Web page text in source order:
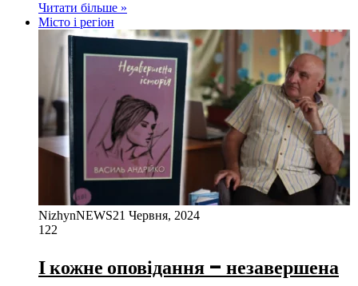
Читати більше »
Місто і регіон
NizhynNEWS21 Червня, 2024
122
І кожне оповідання – незавершена